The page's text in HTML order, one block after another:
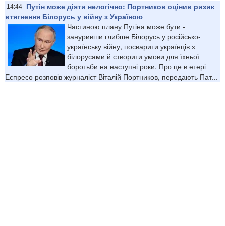
14:44
Путін може діяти нелогічно: Портников оцінив ризик
втягнення Білорусь у війну з Україною
Частиною плану Путіна може бути -
зануривши глибше Білорусь у російсько-
українську війну, посварити українців з
білорусами й створити умови для їхньої
боротьби на наступні роки. Про це в етері
Еспресо розповів журналіст Віталій Портников, передають Пат...